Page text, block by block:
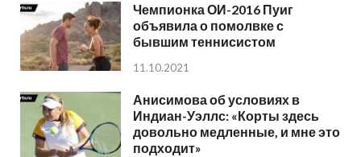
Чемпионка ОИ-2016 Пуиг
объявила о помолвке с
бывшим теннисистом
11.10.2021
Анисимова об условиях в
Индиан-Уэллс: «Корты здесь
довольно медленные, и мне это
подходит»